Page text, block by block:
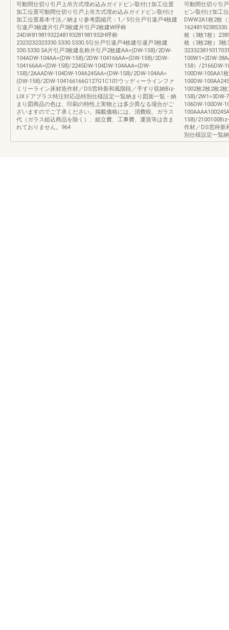
可動間仕切り引戸上吊方式埋め込みガイドピン取付け加工位置
加工位置可動間仕切り引戸上吊方式埋め込みガイドピン取付け
加工位置基本寸法／納まり参考図縮尺：1／5引分戸引違戸4枚建
引違戸3枚建片引戸3枚建片引戸2枚建W呼称
24DW81981932248193281981932H呼称
2323232323330.5330.5330.5引分戸引違戸4枚建引違戸3枚建
330.5330.5A片引戸3枚建名称片引戸2枚建AA=(DW-158)/2DW-
104ADW-104AA=(DW-158)/2DW-104166AA=(DW-158)/2DW-
104166AA=(DW-158)/2245DW-104DW-104AAA=(DW-
158)/2AAADW-104DW-104A245AA=(DW-158)/2DW-104AA=
(DW-158)/2DW-104166166G127G1C101ウッディーラインファ
ミリーライン床材造作材／DS窓枠新和風階段／手すり収納Biz-
LIXドアプラス特注対応品特別仕様設定一覧納まり図面一覧・納
まり図商品の色は、印刷の特性上実物とは多少異なる場合がご
ざいますのでご了承ください。掲載価格には、消費税、ガラス
代（ガラス組込商品を除く）、組立費、工事費、運賃等は含ま
れておりません。964
可動間仕切り引
ピン取付け加工
DWW2A1枚2枚
枚（3枚1枚）
枚（3枚2枚）3枚
100W1=2DW-
158）/2166DW-
100DW-100AA1
100DW-
1002枚2枚2枚2
158)/2W1=3DW-
106DW-100DW-
158)/
作材／DS窓枠新
別仕様設定一覧